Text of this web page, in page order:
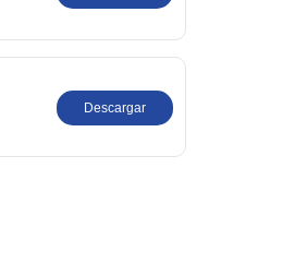
Descargar